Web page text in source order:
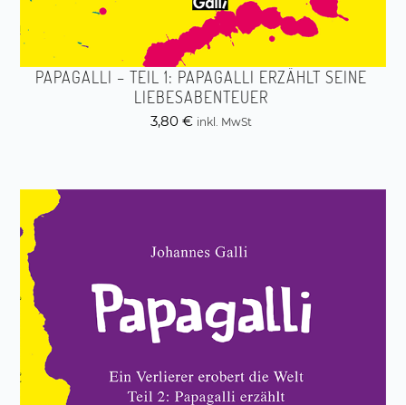
PAPAGALLI – TEIL 1: PAPAGALLI ERZÄHLT SEINE
LIEBESABENTEUER
3,80 € inkl. MwSt